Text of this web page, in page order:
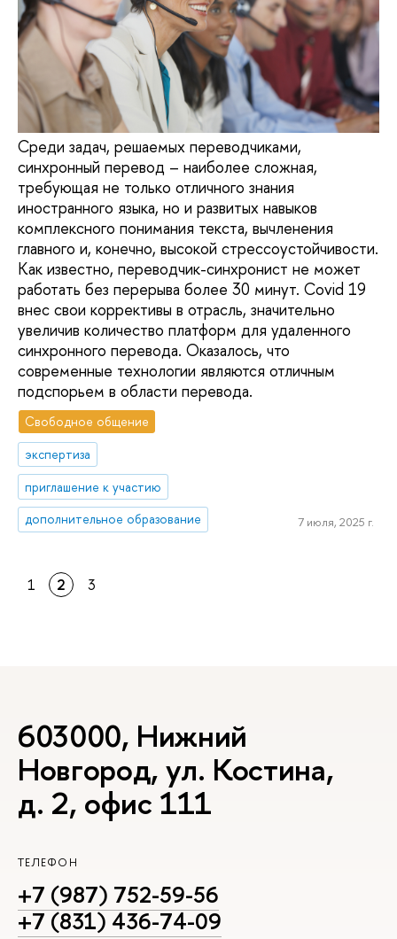
Среди задач, решаемых переводчиками,
синхронный перевод – наиболее сложная,
требующая не только отличного знания
иностранного языка, но и развитых навыков
комплексного понимания текста, вычленения
главного и, конечно, высокой стрессоустойчивости.
Как известно, переводчик-синхронист не может
работать без перерыва более 30 минут. Covid 19
внес свои коррективы в отрасль, значительно
увеличив количество платформ для удаленного
синхронного перевода. Оказалось, что
современные технологии являются отличным
подспорьем в области перевода.
Свободное общение
экспертиза
приглашение к участию
дополнительное образование
7 июля, 2025 г.
1 2 3
603000, Нижний
Новгород, ул. Костина,
д. 2, офис 111
ТЕЛЕФОН
+7 (987) 752-59-56
+7 (831) 436-74-09